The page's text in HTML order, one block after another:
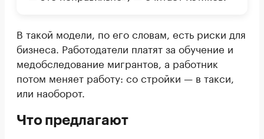
В такой модели, по его словам, есть риски для
бизнеса. Работодатели платят за обучение и
медобследование мигрантов, а работник
потом меняет работу: со стройки — в такси,
или наоборот.
Что предлагают